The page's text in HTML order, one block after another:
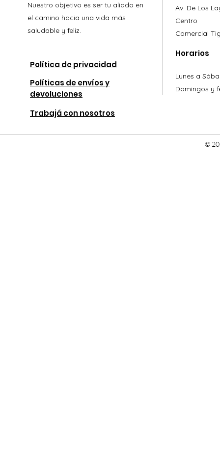
Nuestro objetivo es ser tu aliado en
el camino hacia una vida más
saludable y feliz.
Política de privacidad
Políticas de envíos y
devoluciones
Trabajá con nosotros
Av. De Los
Centro
Comercial
Horarios
Lunes a
Domingos y
©